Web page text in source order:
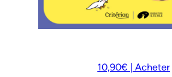
10,90€ | Acheter